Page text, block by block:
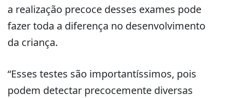
a realização precoce desses exames pode
fazer toda a diferença no desenvolvimento
da criança.
“Esses testes são importantíssimos, pois
podem detectar precocemente diversas